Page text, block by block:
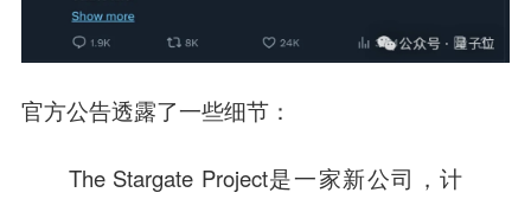
官方公告透露了一些细节：
The Stargate Project是一家新公司，计